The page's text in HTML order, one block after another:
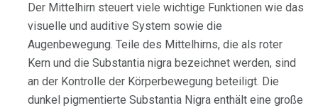
Der Mittelhirn steuert viele wichtige Funktionen wie das
visuelle und auditive System sowie die
Augenbewegung. Teile des Mittelhirns, die als roter
Kern und die Substantia nigra bezeichnet werden, sind
an der Kontrolle der Körperbewegung beteiligt. Die
dunkel pigmentierte Substantia Nigra enthält eine große